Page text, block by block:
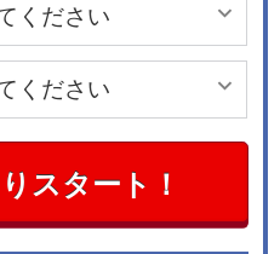
スタート！